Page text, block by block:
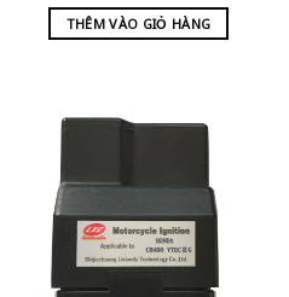
THÊM VÀO GIỎ HÀNG